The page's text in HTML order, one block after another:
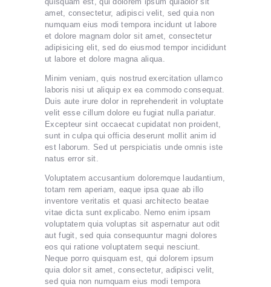
amet, consectetur, adipisci velit, sed quia non
numquam eius modi tempora incidunt ut labore
et dolore magnam dolor sit amet, consectetur
adipisicing elit, sed do eiusmod tempor incididunt
ut labore et dolore magna aliqua.
Minim veniam, quis nostrud exercitation ullamco
laboris nisi ut aliquip ex ea commodo consequat.
Duis aute irure dolor in reprehenderit in voluptate
velit esse cillum dolore eu fugiat nulla pariatur.
Excepteur sint occaecat cupidatat non proident,
sunt in culpa qui officia deserunt mollit anim id
est laborum. Sed ut perspiciatis unde omnis iste
natus error sit.
Voluptatem accusantium doloremque laudantium,
totam rem aperiam, eaque ipsa quae ab illo
inventore veritatis et quasi architecto beatae
vitae dicta sunt explicabo. Nemo enim ipsam
voluptatem quia voluptas sit aspernatur aut odit
aut fugit, sed quia consequuntur magni dolores
eos qui ratione voluptatem sequi nesciunt.
Neque porro quisquam est, qui dolorem ipsum
quia dolor sit amet, consectetur, adipisci velit,
sed quia non numquam eius modi tempora